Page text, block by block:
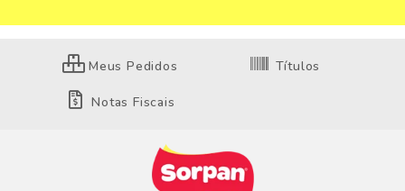
Meus Pedidos Títulos
Notas Fiscais